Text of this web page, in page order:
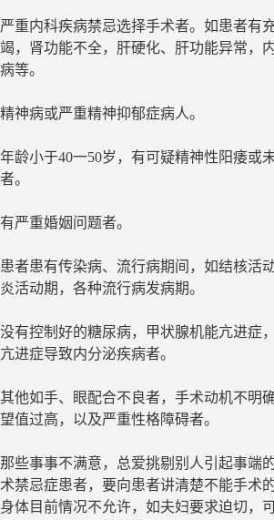
严重内科疾病禁忌选择手术者。如患者有
竭，肾功能不全，肝硬化、肝功能异常，
病等。
精神病或严重精神抑郁症病人。
年龄小于40一50岁，有可疑精神性阳痿或
者。
有严重婚姻问题者。
患者患有传染病、流行病期间，如结核活
炎活动期，各种流行病发病期。
没有控制好的糖尿病，甲状腺机能亢进症
亢进症导致内分泌疾病者。
其他如手、眼配合不良者，手术动机不明
望值过高，以及严重性格障碍者。
那些事事不满意，总爱挑剔别人引起事端
术禁忌症患者，要向患者讲清楚不能手术
身体目前情况不允许，如夫妇要求迫切，